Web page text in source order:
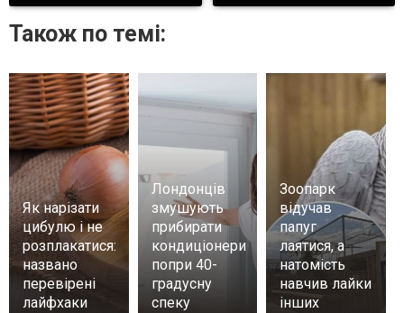
Також по темі:
Як нарізати
цибулю і не
розплакатися:
названо
перевірені
лайфхаки
Лондонців
змушують
прибирати
кондиціонери
попри 40-
градусну
спеку
Зоопарк
відучав
папуг
лаятися, а
натомість
навчив лайки
інших